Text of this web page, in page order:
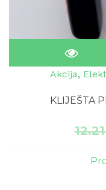
Akcija,
KLIJEŠTA